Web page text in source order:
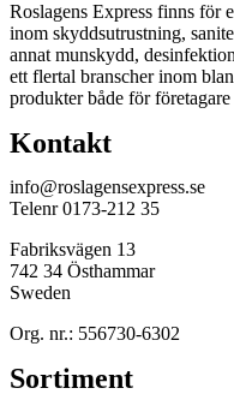
Roslagens Express finns för
inom skyddsutrustning,
annat munskydd,
ett flertal branscher inom
produkter både för
Kontakt
info@roslagensexpress.se
Telenr 0173-212 35
Fabriksvägen 13
742 34 Östhammar
Sweden
Org. nr.: 556730-6302
Sortiment